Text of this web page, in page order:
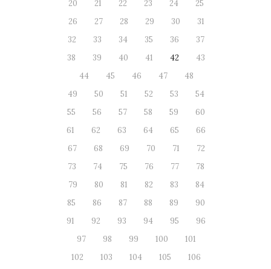
20
21 22 23 24
25
26
27 28 29 30
31
32
33 34 35 36
37
38
39 40 41 42
43
44
45 46 47
48
49
50 51 52 53
54
55
56 57 58 59
60
61
62 63 64 65
66
67
68 69 70 71
72
73
74 75 76 77
78
79
80 81 82 83
84
85
86 87 88 89
90
91
92 93 94 95
96
97
98 99 100
101
102
103 104 105
106